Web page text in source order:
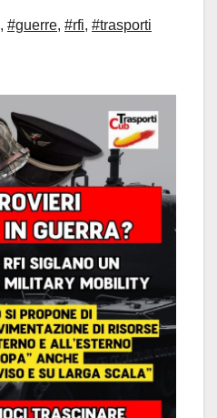
, #guerre, #rfi, #trasporti